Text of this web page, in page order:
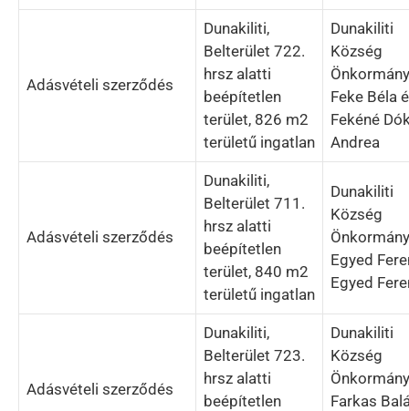
Adásvételi szerződés
Dunakiliti,
Belterület 722.
hrsz alatti
beépítetlen
terület, 826 m2
területű ingatlan
Dunakiliti
Község
Feke Béla
Fekéné
Andrea
Adásvételi szerződés
Dunakiliti,
Belterület 711.
hrsz alatti
beépítetlen
terület, 840 m2
területű ingatlan
Dunakiliti
Község
Egyed
Egyed
Adásvételi szerződés
Dunakiliti,
Belterület 723.
hrsz alatti
beépítetlen
Dunakiliti
Község
Farkas